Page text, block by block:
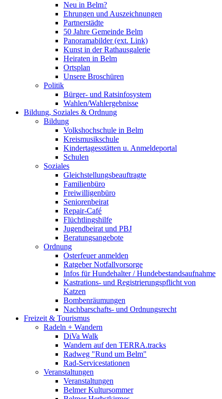
Neu in Belm?
Ehrungen und Auszeichnungen
Partnerstädte
50 Jahre Gemeinde Belm
Panoramabilder (ext. Link)
Kunst in der Rathausgalerie
Heiraten in Belm
Ortsplan
Unsere Broschüren
Politik
Bürger- und Ratsinfosystem
Wahlen/Wahlergebnisse
Bildung, Soziales & Ordnung
Bildung
Volkshochschule in Belm
Kreismusikschule
Kindertagesstätten u. Anmeldeportal
Schulen
Soziales
Gleichstellungsbeauftragte
Familienbüro
Freiwilligenbüro
Seniorenbeirat
Repair-Café
Flüchtlingshilfe
Jugendbeirat und PBJ
Beratungsangebote
Ordnung
Osterfeuer anmelden
Ratgeber Notfallvorsorge
Infos für Hundehalter / Hundebestandsaufnahme
Kastrations- und Registrierungspflicht von
Katzen
Bombenräumungen
Nachbarschafts- und Ordnungsrecht
Freizeit & Tourismus
Radeln + Wandern
DiVa Walk
Wandern auf den TERRA.tracks
Radweg "Rund um Belm"
Rad-Servicestationen
Veranstaltungen
Veranstaltungen
Belmer Kultursommer